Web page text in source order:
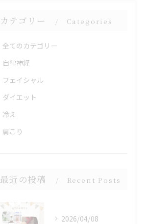
カテゴリー Categories
全てのカテゴリー
自律神経
フェイシャル
ダイエット
冷え
肩こり
最近の投稿 Recent Posts
2026/04/08